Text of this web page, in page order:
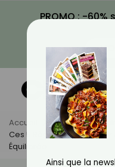
PROMO : -
Accueil Actus
Ces 5 Règles À Suivre Pour
Équilibrée
Ainsi que la